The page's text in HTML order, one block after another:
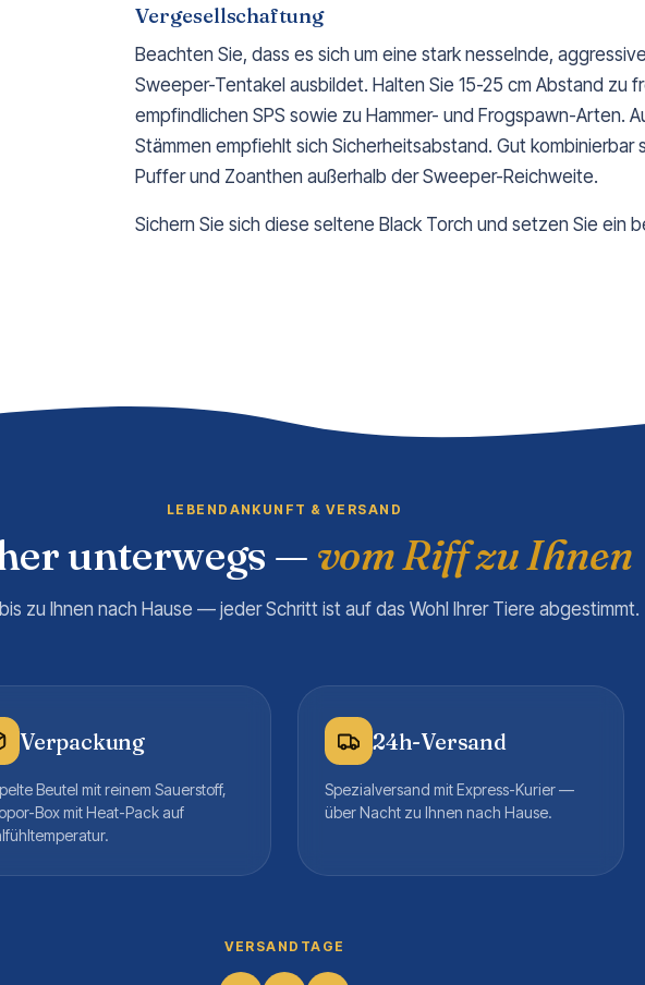
Vergesellschaftung
Beachten Sie, dass es sich um eine stark nesselnde,
Sweeper-Tentakel ausbildet. Halten Sie 15-25 cm Abstand zu
empfindlichen SPS sowie zu Hammer- und Frogspawn-Arten.
Stämmen empfiehlt sich Sicherheitsabstand. Gut kombinierbar
Puffer und Zoanthen außerhalb der Sweeper-Reichweite.
Sichern Sie sich diese seltene Black Torch und setzen Sie ein
LEBENDANKUNFT & VERSAND
unterwegs — vom Riff zu Ihnen
zu Ihnen nach Hause — jeder Schritt ist auf das Wohl Ihrer Tiere abgestimmt.
Verpackung
Beutel mit reinem Sauerstoff,
Box mit Heat-Pack auf
24h-Versand
Spezialversand mit Express-Kurier —
über Nacht zu Ihnen nach Hause.
VERSANDTAGE